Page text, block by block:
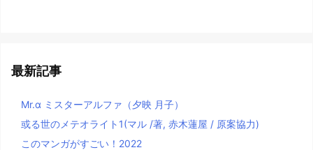
最新記事
Mr.α ミスターアルファ（夕映 月子）
或る世のメテオライト1(マル /著, 赤木蓮屋 / 原案協力)
このマンガがすごい！2022